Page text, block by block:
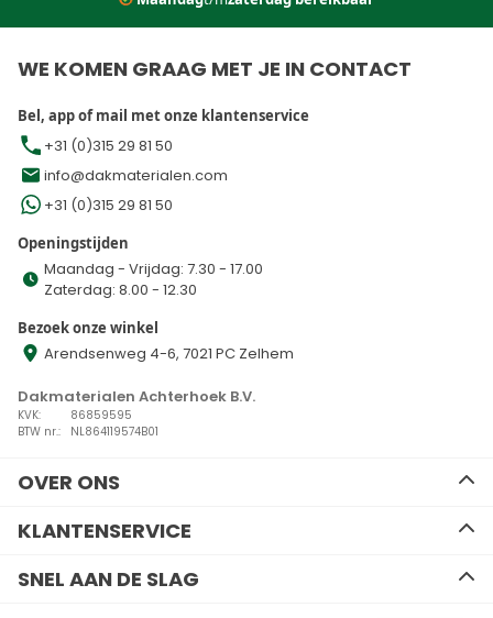
WE KOMEN GRAAG MET JE IN CONTACT
Bel, app of mail met onze klantenservice
+31 (0)315 29 81 50
info@dakmaterialen.com
+31 (0)315 29 81 50
Openingstijden
Maandag - Vrijdag: 7.30 - 17.00
Zaterdag: 8.00 - 12.30
Bezoek onze winkel
Arendsenweg 4-6, 7021 PC Zelhem
Dakmaterialen Achterhoek B.V.
KVK:
86859595
BTW nr.:
NL864119574B01
OVER ONS
Ons team
Advies
Disclaimer
KLANTENSERVICE
Zakelijk bestellen
SNEL AAN DE SLAG